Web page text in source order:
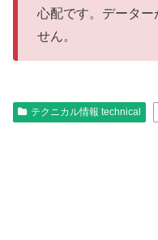
心配です。データー
せん。
テクニカル情報 technical